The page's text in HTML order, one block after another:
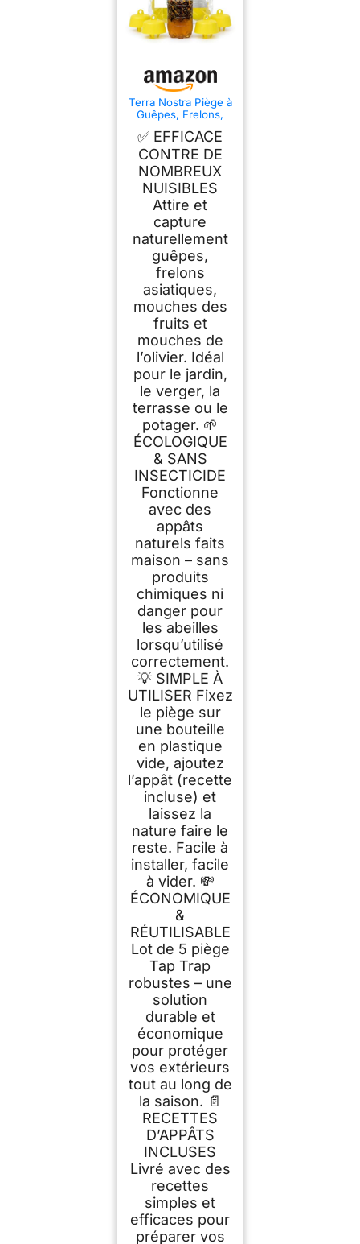
Terra Nostra Piège à
Guêpes, Frelons,
Mouches de l’Olivier
– Lot de 5 Tap Trap
Économiques avec
Recettes d’Appâts
Incluses
✅ EFFICACE
CONTRE DE
NOMBREUX
NUISIBLES
Attire et
capture
naturellement
guêpes,
frelons
asiatiques,
mouches des
fruits et
mouches de
l’olivier. Idéal
pour le jardin,
le verger, la
terrasse ou le
potager. 🌱
ÉCOLOGIQUE
& SANS
INSECTICIDE
Fonctionne
avec des
appâts
naturels faits
maison – sans
produits
chimiques ni
danger pour
les abeilles
lorsqu’utilisé
correctement.
💡 SIMPLE À
UTILISER Fixez
le piège sur
une bouteille
en plastique
vide, ajoutez
l’appât (recette
incluse) et
laissez la
nature faire le
reste. Facile à
installer, facile
à vider. 💸
ÉCONOMIQUE
&
RÉUTILISABLE
Lot de 5 piège
Tap Trap
robustes – une
solution
durable et
économique
pour protéger
vos extérieurs
tout au long de
la saison. 📄
RECETTES
D’APPÂTS
INCLUSES
Livré avec des
recettes
simples et
efficaces pour
préparer vos